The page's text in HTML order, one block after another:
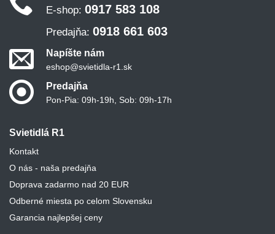
Svietidlá R1
Kontakt
O nás - naša predajňa
Doprava zadarmo nad 20 EUR
Odberné miesta po celom Slovensku
Garancia najlepšej ceny
E-shop: 0917 583 108
Predajňa: 0918 661 603
Napíšte nám
eshop@svietidla-r1.sk
Predajňa
Pon-Pia: 09h-19h, Sob: 09h-17h